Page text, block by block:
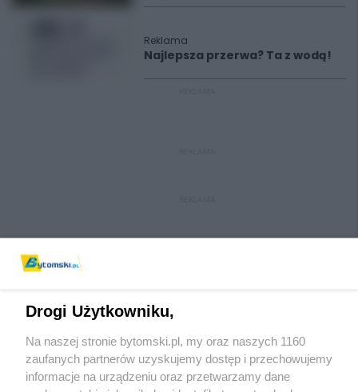
Reklama
Najlepsza przerwa? Ta z wodą!
Wydawca mediów lokalnych
Drogi Użytkowniku,
Na naszej stronie bytomski.pl, my oraz naszych 1160
zaufanych partnerów uzyskujemy dostęp i przechowujemy
informacje na urządzeniu oraz przetwarzamy dane